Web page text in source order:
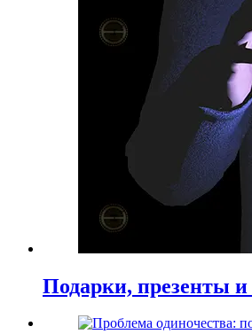
Подарки, презенты и